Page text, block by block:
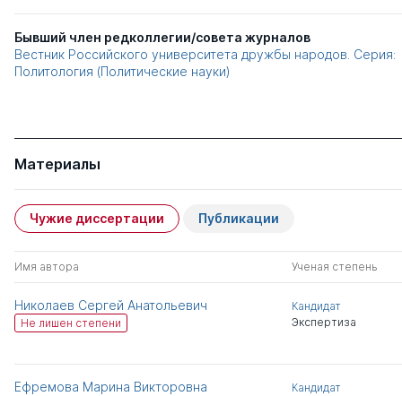
Бывший член редколлегии/совета журналов
Вестник Российского университета дружбы народов. Серия:
Политология (Политические науки)
Материалы
Чужие диссертации Публикации
Имя автора Ученая степень
Николаев Сергей Анатольевич
Не лишен степени
Кандидат
Экспертиза
Ефремова Марина Викторовна
Кандидат